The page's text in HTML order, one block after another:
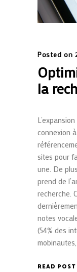
Posted on
la
connexion
sites pour
une. De
prend de
recherche.
notes
(54% des
READ POST